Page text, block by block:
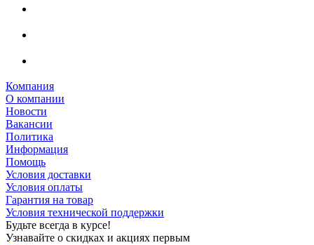
Компания
О компании
Новости
Вакансии
Политика
Информация
Помощь
Условия доставки
Условия оплаты
Гарантия на товар
Условия технической поддержки
Будьте всегда в курсе!
Узнавайте о скидках и акциях первым